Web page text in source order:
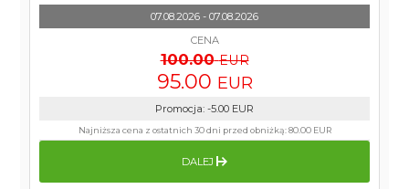
07.08.2026 - 07.08.2026
CENA
100.00 EUR
95.00 EUR
Promocja: -5.00 EUR
Najniższa cena z ostatnich 30 dni przed obniżką:80.00 EUR
DALEJ